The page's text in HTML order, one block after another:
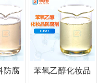
防腐 苯氧乙醇化妆品